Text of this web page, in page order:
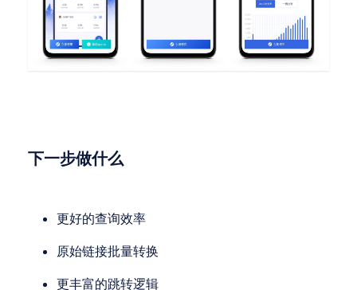
下一步做什么
更好的查询效率
原始链接批量转换
更丰富的跳转逻辑